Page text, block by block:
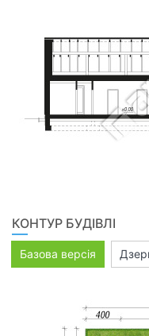
КОНТУР БУДІВЛІ
Базова версія